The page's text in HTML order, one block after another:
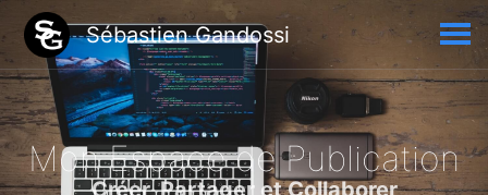
Sébastien Gandossi
Mon Espace de Publication
Créer, Partager et Collaborer